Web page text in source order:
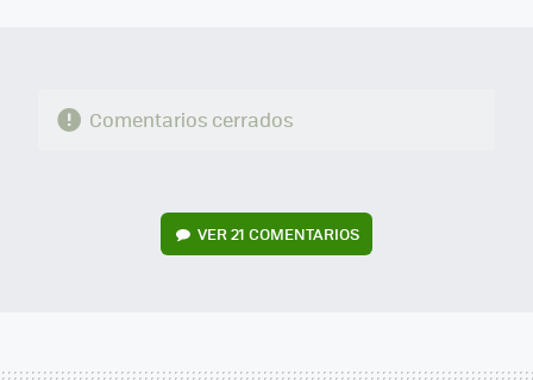
Comentarios cerrados
VER21 COMENTARIOS